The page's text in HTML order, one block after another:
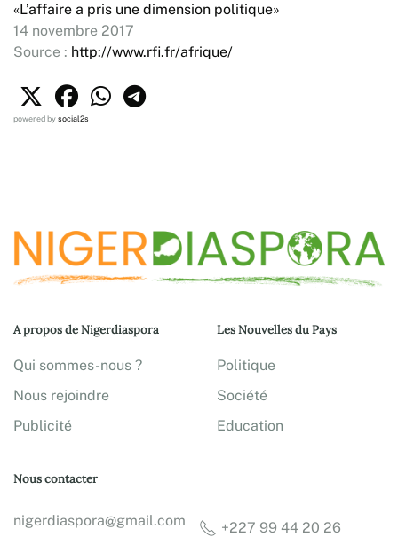
«L’affaire a pris une dimension politique»
14 novembre 2017
Source : http://www.rfi.fr/afrique/
powered bysocial2s
A propos de Nigerdiaspora
Qui sommes-nous ?
Nous rejoindre
Publicité
Les Nouvelles du Pays
Politique
Société
Education
Nous contacter
nigerdiaspora@gmail.com +227 99 44 20 26